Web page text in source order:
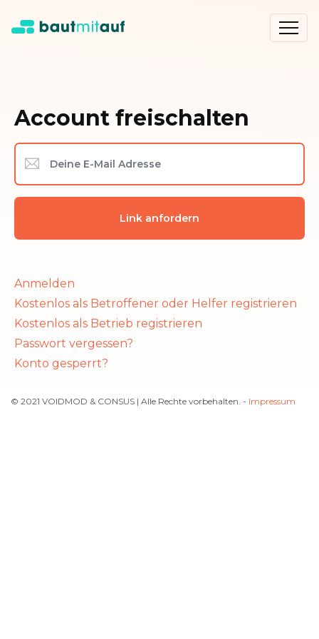
Account freischalten
Anmelden
Kostenlos als Betroffener oder Helfer registrieren
Kostenlos als Betrieb registrieren
Passwort vergessen?
Konto gesperrt?
© 2021 VOIDMOD & CONSUS | Alle Rechte vorbehalten. - Impressum